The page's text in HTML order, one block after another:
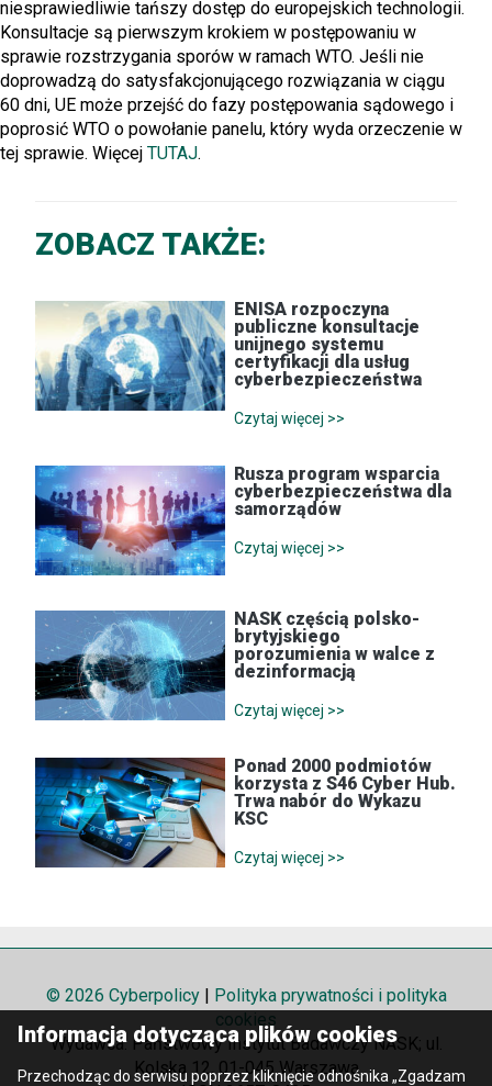
niesprawiedliwie tańszy dostęp do europejskich technologii.
Konsultacje są pierwszym krokiem w postępowaniu w
sprawie rozstrzygania sporów w ramach WTO. Jeśli nie
doprowadzą do satysfakcjonującego rozwiązania w ciągu
60 dni, UE może przejść do fazy postępowania sądowego i
poprosić WTO o powołanie panelu, który wyda orzeczenie w
tej sprawie. Więcej TUTAJ.
ZOBACZ TAKŻE:
ENISA rozpoczyna
publiczne konsultacje
unijnego systemu
certyfikacji dla usług
cyberbezpieczeństwa
Czytaj więcej >>
Rusza program wsparcia
cyberbezpieczeństwa dla
samorządów
Czytaj więcej >>
NASK częścią polsko-
brytyjskiego
porozumienia w walce z
dezinformacją
Czytaj więcej >>
Ponad 2000 podmiotów
korzysta z S46 Cyber Hub.
Trwa nabór do Wykazu
KSC
Czytaj więcej >>
© 2026 Cyberpolicy | Polityka prywatności i polityka
cookies
Wydawca: Państwowy Instytut Badawczy NASK; ul.
Kolska 12, 01-045 Warszawa
Informacja dotycząca plików cookies
Przechodząc do serwisu poprzez kliknięcie odnośnika „Zgadzam